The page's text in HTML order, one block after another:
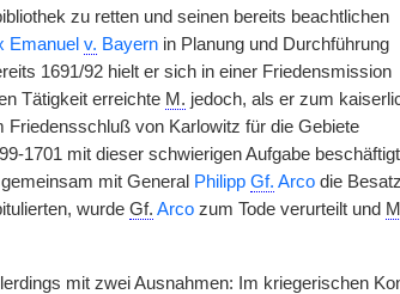
zu retten und seinen bereits beachtlichen
Emanuel v. Bayernin Planung und Durchführung
1691/92 hielt er sich in einer Friedensmission
Tätigkeit erreichte M. jedoch, als er zum
Friedensschluß von Karlowitz für die Gebiete
1701 mit dieser schwierigen Aufgabe beschäftigt
gemeinsam mit General Philipp Gf. Arcodie
wurde Gf. Arcozum Tode verurteilt und
mit zwei Ausnahmen: Im kriegerischen